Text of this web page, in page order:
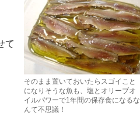
そのまま置いておいたらスゴイこと
になりそうな魚も、塩とオリーブオ
イルパワーで1年間の保存食になるな
んて不思議！
て